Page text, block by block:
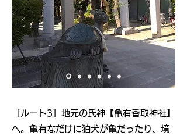
​［ルート3］地元の氏神【亀有香取神社】
へ。亀有なだけに狛犬が亀だったり、境